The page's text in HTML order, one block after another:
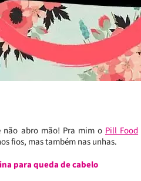
não abro mão! Pra mim o Pill Food
fios, mas também nas unhas.
para queda de cabelo